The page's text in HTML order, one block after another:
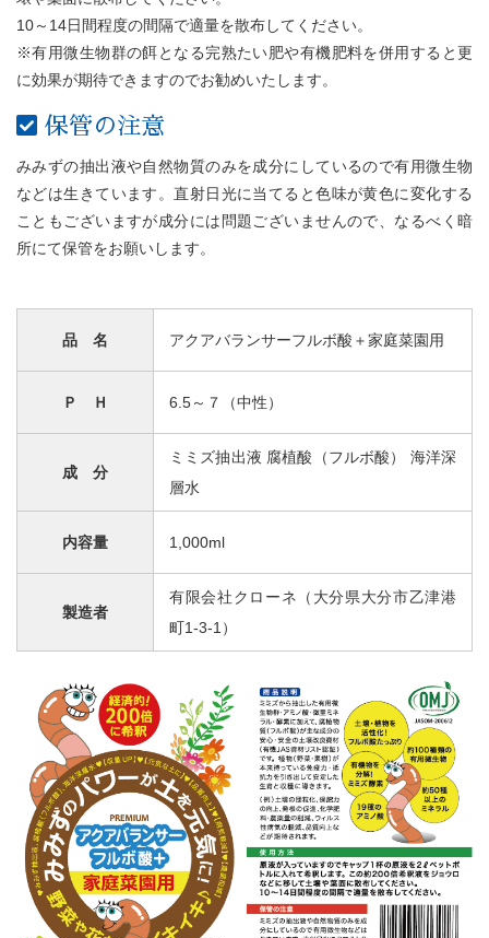
10～14日間程度の間隔で適量を散布してください。
※有用微生物群の餌となる完熟たい肥や有機肥料を併用すると更
に効果が期待できますのでお勧めいたします。
保管の注意
みみずの抽出液や自然物質のみを成分にしているので有用微生物
などは生きています。直射日光に当てると色味が黄色に変化する
こともございますが成分には問題ございませんので、なるべく暗
所にて保管をお願いします。
品 名 アクアバランサーフルボ酸＋家庭菜園用
Ｐ Ｈ 6.5～７（中性）
成 分
ミミズ抽出液 腐植酸（フルボ酸） 海洋深
層水
内容量 1,000ml
製造者
有限会社クローネ（大分県大分市乙津港
町1-3-1）